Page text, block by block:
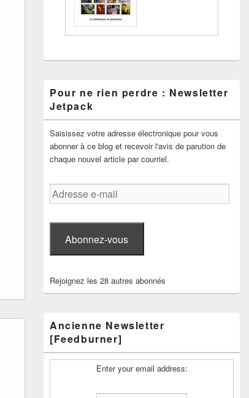
Pour ne rien perdre : Newsletter
Jetpack
Saisissez votre adresse électronique pour vous
abonner à ce blog et recevoir l'avis de parution de
chaque nouvel article par courriel.
Adresse
e-
Abonnez-vous
Rejoignez les 28 autres abonnés
Ancienne Newsletter
[Feedburner]
Enter your email address: